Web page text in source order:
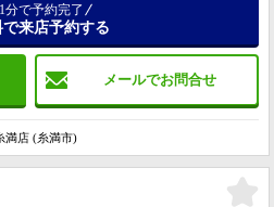
メールでお問合せ
1分で予約完了
で来店予約する
満店 (糸満市)